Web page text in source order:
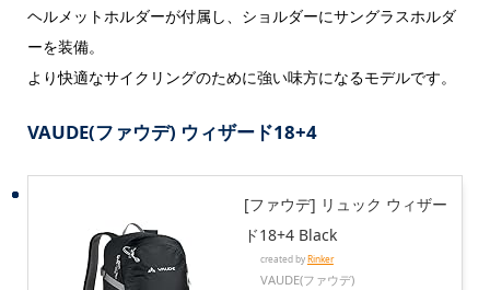
ヘルメットホルダーが付属し、ショルダーにサングラスホルダ
ーを装備。
より快適なサイクリングのために強い味方になるモデルです。
VAUDE(ファウデ) ウィザード18+4
[ファウデ] リュック ウィザー
ド18+4 Black
created byRinker
VAUDE(ファウデ)